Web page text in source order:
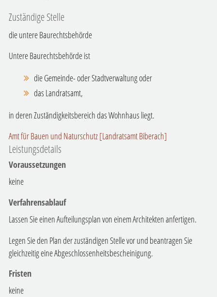
Zuständige Stelle
die untere Baurechtsbehörde
Untere Baurechtsbehörde ist
die Gemeinde- oder Stadtverwaltung oder
das Landratsamt,
in deren Zuständigkeitsbereich das Wohnhaus liegt.
Amt für Bauen und Naturschutz [Landratsamt Biberach]
Leistungsdetails
Voraussetzungen
keine
Verfahrensablauf
Lassen Sie einen Aufteilungsplan von einem Architekten anfertigen.
Legen Sie den Plan der zuständigen Stelle vor und beantragen Sie
gleichzeitig eine Abgeschlossenheitsbescheinigung.
Fristen
keine